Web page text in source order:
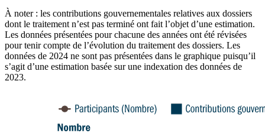
À noter : les contributions gouvernementales relatives aux dossiers
dont le traitement n’est pas terminé ont fait l’objet d’une estimation.
Les données présentées pour chacune des années ont été révisées
pour tenir compte de l’évolution du traitement des dossiers. Les
données de 2024 ne sont pas présentées dans le graphique puisqu’il
s’agit d’une estimation basée sur une indexation des données de
2023.